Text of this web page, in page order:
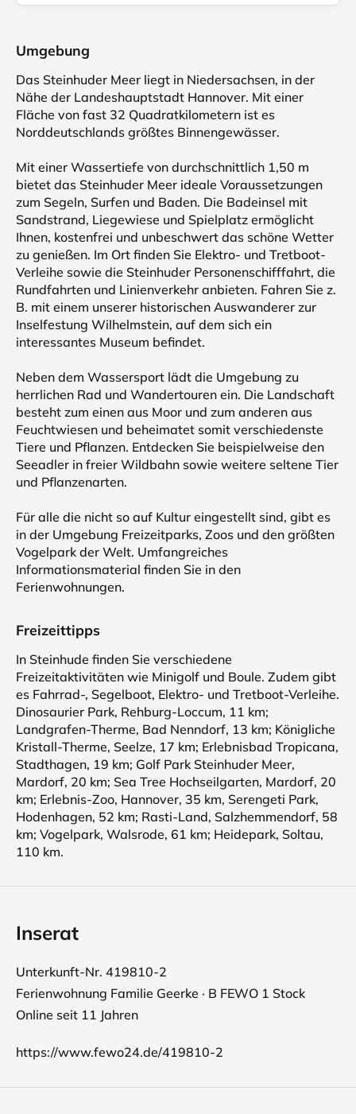
Umgebung
Das Steinhuder Meer liegt in Niedersachsen, in der
Nähe der Landeshauptstadt Hannover. Mit einer
Fläche von fast 32 Quadratkilometern ist es
Norddeutschlands größtes Binnengewässer.
Mit einer Wassertiefe von durchschnittlich 1,50 m
bietet das Steinhuder Meer ideale Voraussetzungen
zum Segeln, Surfen und Baden. Die Badeinsel mit
Sandstrand, Liegewiese und Spielplatz ermöglicht
Ihnen, kostenfrei und unbeschwert das schöne Wetter
zu genießen. Im Ort finden Sie Elektro- und Tretboot-
Verleihe sowie die Steinhuder Personenschifffahrt, die
Rundfahrten und Linienverkehr anbieten. Fahren Sie z.
B. mit einem unserer historischen Auswanderer zur
Inselfestung Wilhelmstein, auf dem sich ein
interessantes Museum befindet.
Neben dem Wassersport lädt die Umgebung zu
herrlichen Rad und Wandertouren ein. Die Landschaft
besteht zum einen aus Moor und zum anderen aus
Feuchtwiesen und beheimatet somit verschiedenste
Tiere und Pflanzen. Entdecken Sie beispielweise den
Seeadler in freier Wildbahn sowie weitere seltene Tier
und Pflanzenarten.
Für alle die nicht so auf Kultur eingestellt sind, gibt es
in der Umgebung Freizeitparks, Zoos und den größten
Vogelpark der Welt. Umfangreiches
Informationsmaterial finden Sie in den
Ferienwohnungen.
Freizeittipps
In Steinhude finden Sie verschiedene
Freizeitaktivitäten wie Minigolf und Boule. Zudem gibt
es Fahrrad-, Segelboot, Elektro- und Tretboot-Verleihe.
Dinosaurier Park, Rehburg-Loccum, 11 km;
Landgrafen-Therme, Bad Nenndorf, 13 km; Königliche
Kristall-Therme, Seelze, 17 km; Erlebnisbad Tropicana,
Stadthagen, 19 km; Golf Park Steinhuder Meer,
Mardorf, 20 km; Sea Tree Hochseilgarten, Mardorf, 20
km; Erlebnis-Zoo, Hannover, 35 km, Serengeti Park,
Hodenhagen, 52 km; Rasti-Land, Salzhemmendorf, 58
km; Vogelpark, Walsrode, 61 km; Heidepark, Soltau,
110 km.
Inserat
Unterkunft-Nr. 419810-2
Ferienwohnung Familie Geerke · B FEWO 1 Stock
Online seit 11 Jahren
https://www.fewo24.de/419810-2